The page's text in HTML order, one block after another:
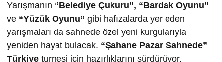
Yarışmanın “Belediye Çukuru”, “Bardak Oyunu”
ve “Yüzük Oyunu” gibi hafızalarda yer eden
yarışmaları da sahnede özel yeni kurgularıyla
yeniden hayat bulacak. “Şahane Pazar Sahnede”
Türkiye turnesi için hazırlıklarını sürdürüyor.